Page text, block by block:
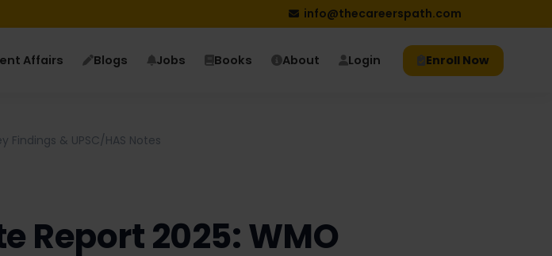
info@thecareerspath.com
Affairs Blogs Jobs Books About Login Enroll Now
& UPSC/HAS Notes
Report 2025: WMO